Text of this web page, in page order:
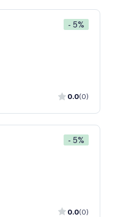
- 5%
0.0(0)
- 5%
0.0(0)